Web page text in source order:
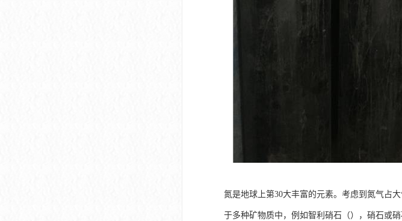
氮是地球上第30大丰富的元素。考虑到氮气占
于多种矿物质中，例如智利硝石（），硝石或